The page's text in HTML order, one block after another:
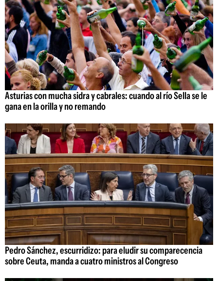
Asturias con mucha sidra y cabrales: cuando al río Sella se le
gana en la orilla y no remando
Pedro Sánchez, escurridizo: para eludir su comparecencia
sobre Ceuta, manda a cuatro ministros al Congreso